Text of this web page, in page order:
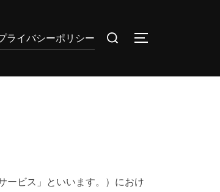
ライバシーポリシー
検
サイドバーとナ
ービス」といいます。）におけ